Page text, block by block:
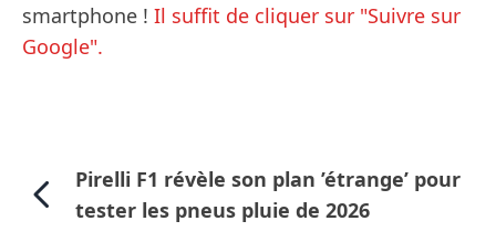
smartphone ! Il suffit de cliquer sur "Suivre sur
Google".
Pirelli F1 révèle son plan ’étrange’ pour
tester les pneus pluie de 2026